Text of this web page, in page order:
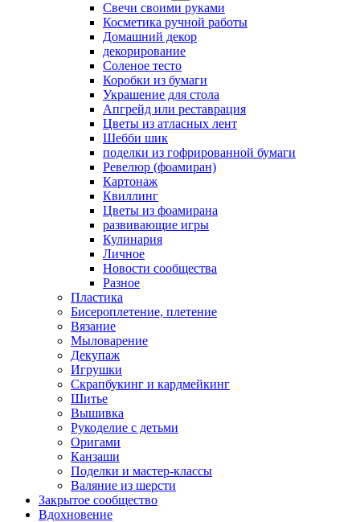
Свечи своими руками
Косметика ручной работы
Домашний декор
декорирование
Соленое тесто
Коробки из бумаги
Украшение для стола
Апгрейд или реставрация
Цветы из атласных лент
Шебби шик
поделки из гофрированной бумаги
Ревелюр (фоамиран)
Картонаж
Квиллинг
Цветы из фоамирана
развивающие игры
Кулинария
Личное
Новости сообщества
Разное
Пластика
Бисероплетение, плетение
Вязание
Мыловарение
Декупаж
Игрушки
Скрапбукинг и кардмейкинг
Шитье
Вышивка
Рукоделие с детьми
Оригами
Канзаши
Поделки и мастер-классы
Валяние из шерсти
Закрытое сообщество
Вдохновение